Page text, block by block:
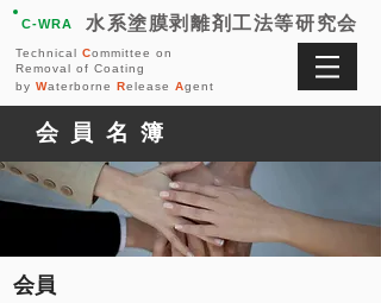
C-WRA 水系塗膜剥離剤工法等研究会
Technical Committee on
Removal of Coating
by Waterborne Release Agent
会員名簿
会員